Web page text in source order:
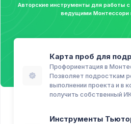
Авторские инструменты для работы
ведущими Монтессори
Карта проб для
Профориентация в
Позволяет подросткам
выполнении проекта и в
получить собственный
Инструменты